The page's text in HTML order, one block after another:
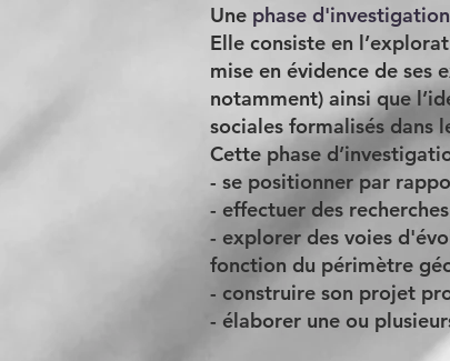
Une phase d'investigation
Elle consiste en
mise en évidence de
notamment) ainsi que
sociales formalisés dans
Cette phase
- se positionner par
- effectuer des
- explorer des voies
fonction du périmètre
- construire son projet
- élaborer une ou